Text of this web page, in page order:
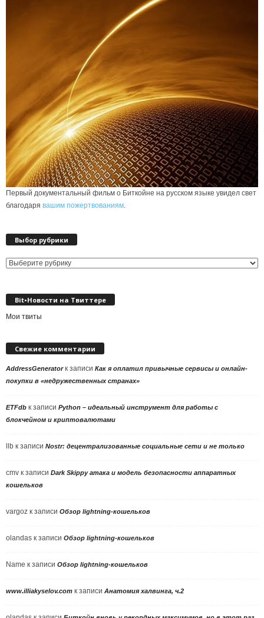
Первый документальный фильм о Биткойне на русском языке увидел свет
благодаря вашим пожертвованиям
Выбор рубрики
Выбор
Bit•Новости на Твиттере
Мои твиты
Свежие комментарии
AddressGeneratorк записи Как я оплатил привычные сервисы и онлайн-
покупки в «недружественных странах»
ETFdb к записи Python – идеальный инструмент для работы с
блокчейном и криптовалютами
llb к записи Nostr: децентрализованные социальные сети и не только
cmv к записи Dark Skippy атака и модель безопасности аппаратных
кошельков
vargoz к записи Обзор lightning-кошельков
olandas к записи Обзор lightning-кошельков
Name к записи Обзор lightning-кошельков
www.illiakyselov.com к записи Анатомия халвинга, ч.2